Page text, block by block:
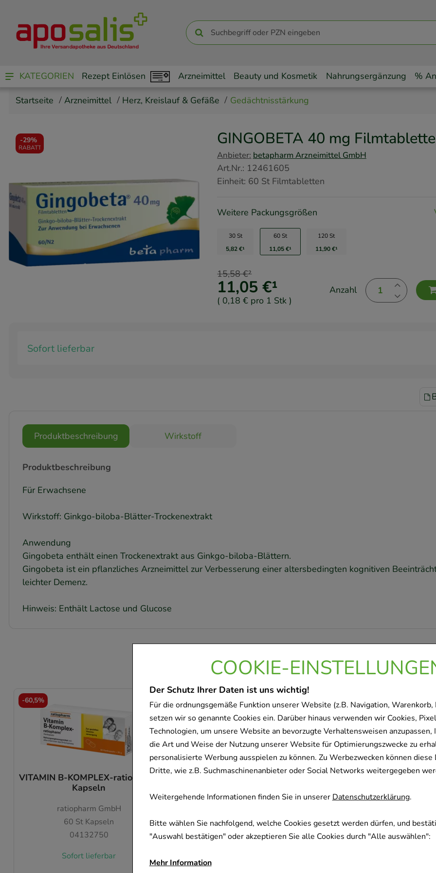
COOKIE-
Der Schutz Ihrer Daten ist uns wichtig!
Für die ordnungsgemäße Funktion unserer Website (z.B. Navigation, Warenkorb,
setzen wir so genannte Cookies ein. Darüber hinaus verwenden wir Cookies,
Technologien, um unsere Website an bevorzugte Verhaltensweisen anzupassen,
die Art und Weise der Nutzung unserer Website für Optimierungszwecke zu
personalisierte Werbung ausspielen zu können. Zu Werbezwecken können diese
Dritte, wie z.B. Suchmaschinenanbieter oder Social Networks weitergegeben
Weitergehende Informationen finden Sie in unsererDatenschutzerklärung.
Bitte wählen Sie nachfolgend, welche Cookies gesetzt werden dürfen, und
"Auswahl bestätigen" oder akzeptieren Sie alle Cookies durch "Alle auswählen":
Mehr Information
KATEGORIEN Rezept Einlösen Arzneimittel Beauty und Kosmetik Nahrungsergänzung %
Startseite Arzneimittel Herz, Kreislauf & Gefäße Gedächtnisstärkung
-29%
RABATT GINGOBETA 40 mg
Anbieter: betapharm Arzneimittel GmbH
Art.Nr.: 12461605
Einheit: 60 StFilmtabletten
Weitere Packungsgrößen
30 St
5,82 €¹
60 St
11,05 €¹
120 St
11,90 €¹
11,05 €¹
15,58 €²
( 0,18 € pro 1 Stk )
Anzahl
Sofort lieferbar
Produktbeschreibung Wirkstoff
Produktbeschreibung
Für Erwachsene
Wirkstoff: Ginkgo-biloba-Blätter-Trockenextrakt
Anwendung
Gingobeta enthält einen Trockenextrakt aus Ginkgo-biloba-Blättern.
Gingobeta ist ein pflanzliches Arzneimittel zur Verbesserung einer altersbedingten kognitiven
leichter Demenz.
Hinweis: Enthält Lactose und Glucose
Diese Artikel könnten Sie auch
VITAMIN B-KOMPLEX-ratiopharm
Kapseln
ratiopharm GmbH
60 St Kapseln
04132750
Sofort lieferbar
-60,5%
VITAMIN B-KOMPLEX-ratiopharm
40
Pulver
16783205
-
VITAMIN B-
120St
13352373
58,5%